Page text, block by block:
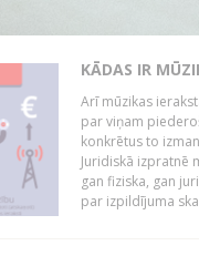
KĀDAS IR
Arī mūzikas
par viņam
konkrētus to
Juridiskā izpratnē
gan fiziska, gan
par izpildījuma